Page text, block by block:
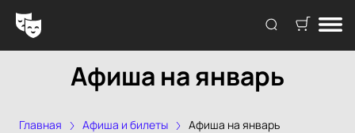
Афиша на январь
Главная Афиша и билеты Афиша на январь